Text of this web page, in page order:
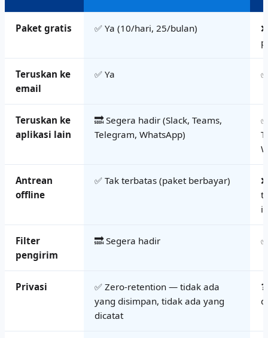
Paket gratis ✅ Ya (10/hari, 25/bulan)
Teruskan ke
email
✅ Ya
Teruskan ke
aplikasi lain
🔜 Segera hadir (Slack, Teams,
Telegram, WhatsApp)
Antrean
offline
✅ Tak terbatas (paket berbayar)
Filter
pengirim
🔜 Segera hadir
Privasi
✅ Zero-retention — tidak ada
yang disimpan, tidak ada yang
dicatat